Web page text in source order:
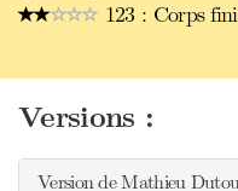
123 : Corps
Versions :
Version de Mathieu